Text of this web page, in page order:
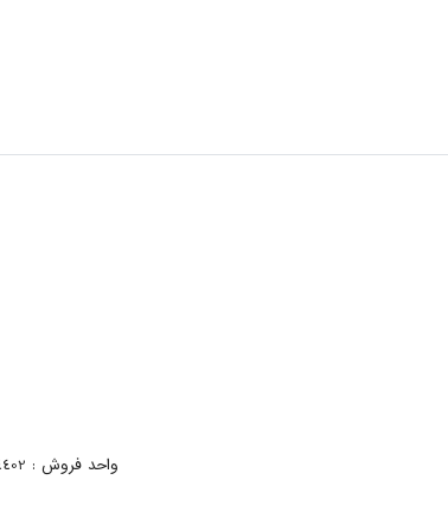
واحد فروش : 09909234402